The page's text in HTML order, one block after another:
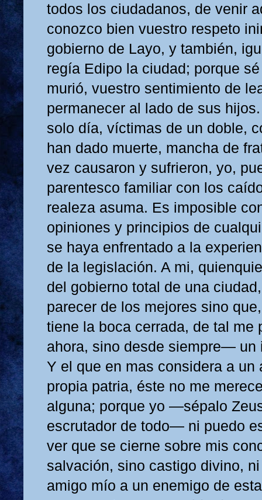
todos los ciudadanos, de venir
conozco bien vuestro respeto
gobierno de Layo, y también,
regía Edipo la ciudad; porque
murió, vuestro sentimiento de
permanecer al lado de sus
solo día, víctimas de un doble,
han dado muerte, mancha de
vez causaron y sufrieron, yo,
parentesco familiar con los
realeza asuma. Es imposible
opiniones y principios de
se haya enfrentado a la
de la legislación. A mi,
del gobierno total de una
parecer de los mejores sino
tiene la boca cerrada, de tal
ahora, sino desde siempre— un
Y el que en mas considera a un
propia patria, éste no me
alguna; porque yo —sépalo
escrutador de todo— ni puedo
ver que se cierne sobre mis
salvación, sino castigo divino,
amigo mío a un enemigo de